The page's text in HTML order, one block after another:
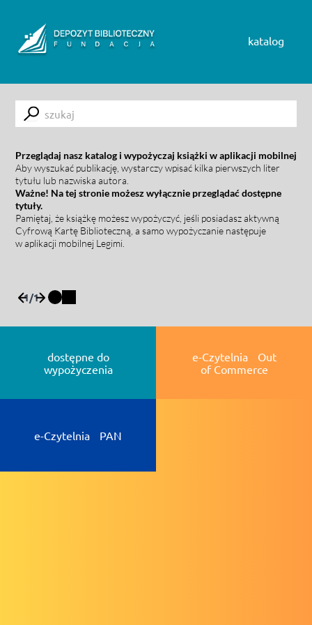
katalog
Submit
Przeglądaj nasz katalog i wypożyczaj książki w aplikacji mobilnej
Aby wyszukać publikację, wystarczy wpisać kilka pierwszych liter
tytułu lub nazwiska autora.
Ważne! Na tej stronie możesz wyłącznie przeglądać dostępne
tytuły.
Pamiętaj, że książkę możesz wypożyczyć, jeśli posiadasz aktywną
Cyfrową Kartę Biblioteczną, a samo wypożyczanie następuje
w aplikacji mobilnej Legimi.
1/1
dostępne do
wypożyczenia
e-Czytelnia Out
of Commerce
e-Czytelnia PAN